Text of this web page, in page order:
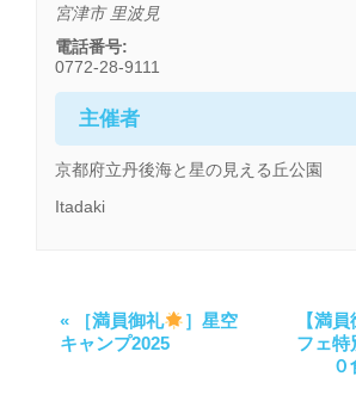
宮津市 里波見
電話番号:
0772-28-9111
主催者
京都府立丹後海と星の見える丘公園
Itadaki
« ［満員御礼
］星空
キャンプ2025
【満
フェ特